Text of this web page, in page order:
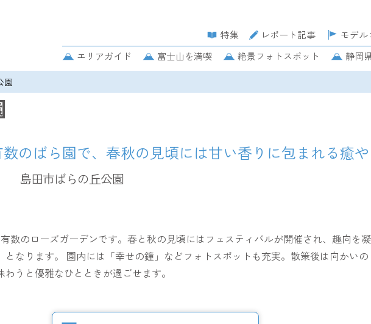
ロ
ー
ル
ー
ョ
特集 レポート記事 モデル
サ
ビ
ョ
エリアガイド 富士山を満喫 絶景フォトスポット 静岡
園
のばら園で、春秋の見頃には甘い香りに包まれる癒
島田市ばらの丘公園
数のローズガーデンです。春と秋の見頃にはフェスティバルが開催され、趣向を
なります。 園内には「幸せの鐘」などフォトスポットも充実。散策後は向かい
うと優雅なひとときが過ごせます。